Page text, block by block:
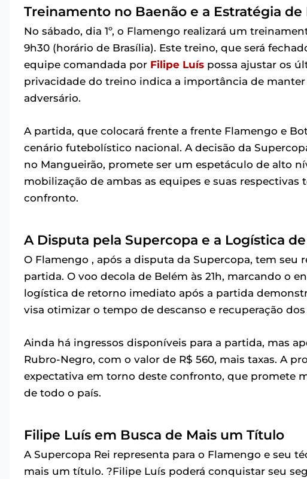
Treinamento no Baenão e a Estratégia de
No sábado, dia 1º, o Flamengo realizará um
9h30 (horário de Brasília). Este treino, que será
equipe comandada por Filipe Luís possa ajustar os
privacidade do treino indica a importância de
adversário.
A partida, que colocará frente a frente Flamengo e
cenário futebolístico nacional. A decisão da
no Mangueirão, promete ser um espetáculo de alto
mobilização de ambas as equipes e suas
confronto.
A Disputa pela Supercopa e a Logística
O Flamengo , após a disputa da Supercopa, tem
partida. O voo decola de Belém às 21h, marcando o
logística de retorno imediato após a partida
visa otimizar o tempo de descanso e recuperação dos
Ainda há ingressos disponíveis para a partida, mas
Rubro-Negro, com o valor de R$ 560, mais taxas. A
expectativa em torno deste confronto, que promete
de todo o país.
Filipe Luís em Busca de Mais um Título
A Supercopa Rei representa para o Flamengo e seu
mais um título. ?Filipe Luís poderá conquistar seu